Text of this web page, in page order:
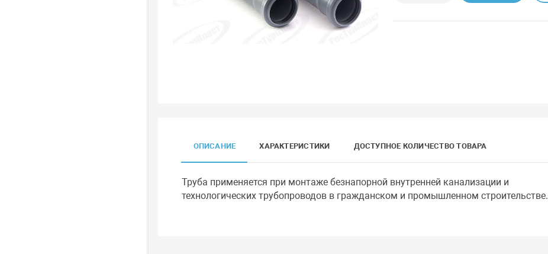
ОПИСАНИЕ ХАРАКТЕРИСТИКИ ДОСТУПНОЕ КОЛИЧЕСТВО ТОВАРА
Труба применяется при монтаже безнапорной внутренней канализации и
технологических трубопроводов в гражданском и промышленном строительстве.